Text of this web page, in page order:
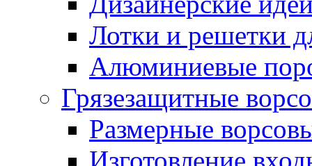
Лотки и решетки
Алюминиевые
Грязезащитные
Размерные
Изготовление